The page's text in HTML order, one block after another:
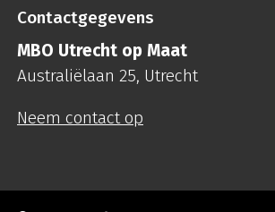
Contactgegevens
MBO Utrecht op Maat
Australiëlaan 25, Utrecht
Neem contact op